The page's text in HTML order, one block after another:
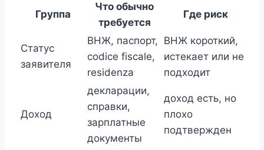
Группа
Что обычно
требуется
Где риск
Статус
заявителя
ВНЖ, паспорт,
codice fiscale,
residenza
ВНЖ короткий,
истекает или не
подходит
Доход
декларации,
справки,
зарплатные
документы
доход есть, но
плохо
подтвержден